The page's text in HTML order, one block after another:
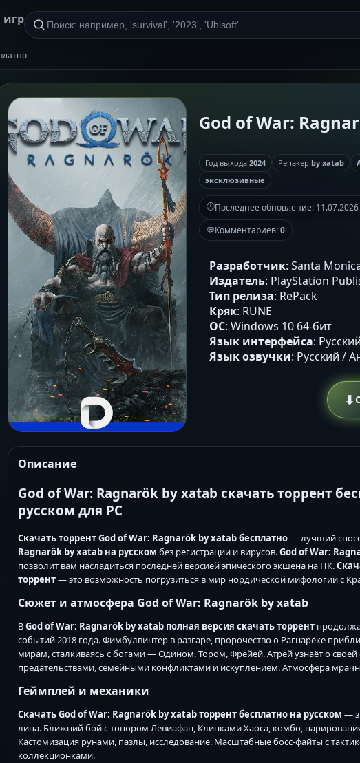
игр
God of War:
Год выхода:2024 Репакер:by xatab
эксклюзивные
🕒Последнее обновление:
💬Комментариев:0
Разработчик: Santa
Издатель: PlayStation
Тип релиза: RePack
Кряк: RUNE
ОС: Windows 10 64-бит
Язык интерфейса:
Язык озвучки: Русский /
⬇
Описание
God of War: Ragnarök by xatab скачать торрент
русском для PC
Скачать торрент God of War: Ragnarök by xatab бесплатно— лучший
Ragnarök by xatab на русском без регистрации и вирусов.God of War:
позволит вам насладиться последней версией эпического экшена на ПК.
торрент— это возможность погрузиться в мир нордической мифологии с
Сюжет и атмосфера God of War: Ragnarök by xatab
ВGod of War: Ragnarök by xatab полная версия скачать торрент
событий 2018 года. Фимбулвинтер в разгаре, пророчество о Рагнарёке
мирам, сталкиваясь с богами — Одином, Тором, Фрейей. Атрей узнаёт о
предательствами, семейными конфликтами и искуплением. Атмосфера
Геймплей и механики
Скачать God of War: Ragnarök by xatab торрент бесплатно на русском —
лица. Ближний бой с топором Левиафан, Клинками Хаоса, комбо,
Кастомизация рунами, пазлы, исследование. Масштабные босс-файты с
коллекционками.